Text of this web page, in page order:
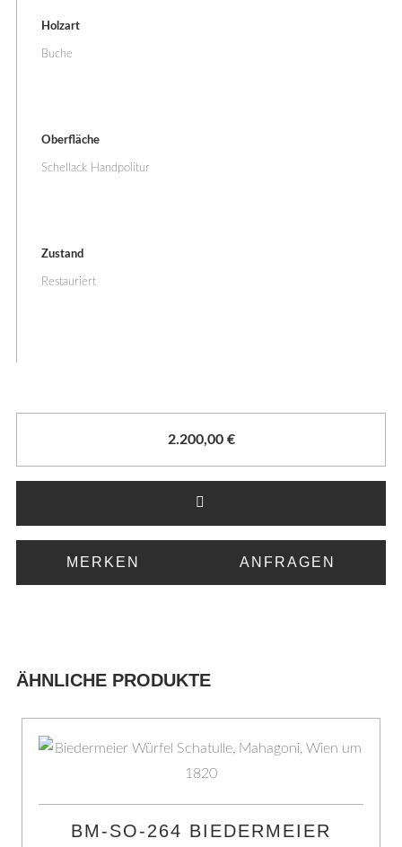
Holzart
Buche
Oberfläche
Schellack Handpolitur
Zustand
Restauriert
2.200,00 €
MERKEN ANFRAGEN
ÄHNLICHE PRODUKTE
BM-SO-264 BIEDERMEIER